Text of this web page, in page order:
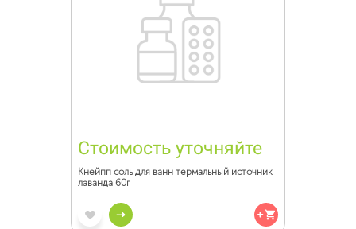
Стоимость уточняйте
Кнейпп соль для ванн термальный источник
лаванда 60г